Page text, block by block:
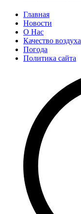
Главная
Новости
О Нас
Качество воздуха
Погода
Политика сайта